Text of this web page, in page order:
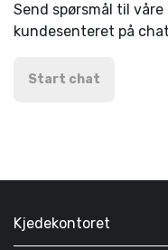
Send spørsmål til
kundesenteret på
Start chat
Kjedekontoret